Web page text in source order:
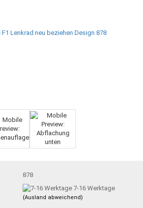
878
7-16 Werktage
(Ausland abweichend)